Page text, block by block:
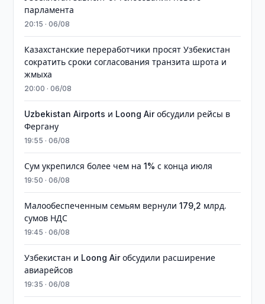
парламента
20:15 · 06/08
Казахстанские переработчики просят Узбекистан
сократить сроки согласования транзита шрота и
жмыха
20:00 · 06/08
Uzbekistan Airports и Loong Air обсудили рейсы в
Фергану
19:55 · 06/08
Сум укрепился более чем на 1% с конца июля
19:50 · 06/08
Малообеспеченным семьям вернули 179,2 млрд.
сумов НДС
19:45 · 06/08
Узбекистан и Loong Air обсудили расширение
авиарейсов
19:35 · 06/08